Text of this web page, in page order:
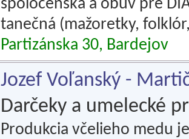
spoločenská a obuv pre
tanečná (mažoretky,
Partizánska 30, Bardejov
Jozef Voľanský -
Darčeky a umelecké
Produkcia včelieho medu